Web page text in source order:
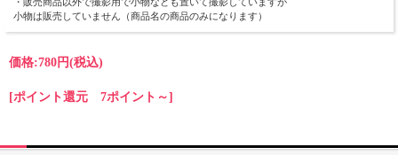
小物は販売していません（商品名の商品のみになります）
価格:780円(税込)
[ポイント還元 7ポイント～]